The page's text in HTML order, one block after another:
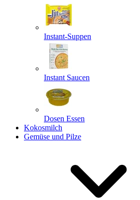
Instant-Suppen
Instant Saucen
Dosen Essen
Kokosmilch
Gemüse und Pilze